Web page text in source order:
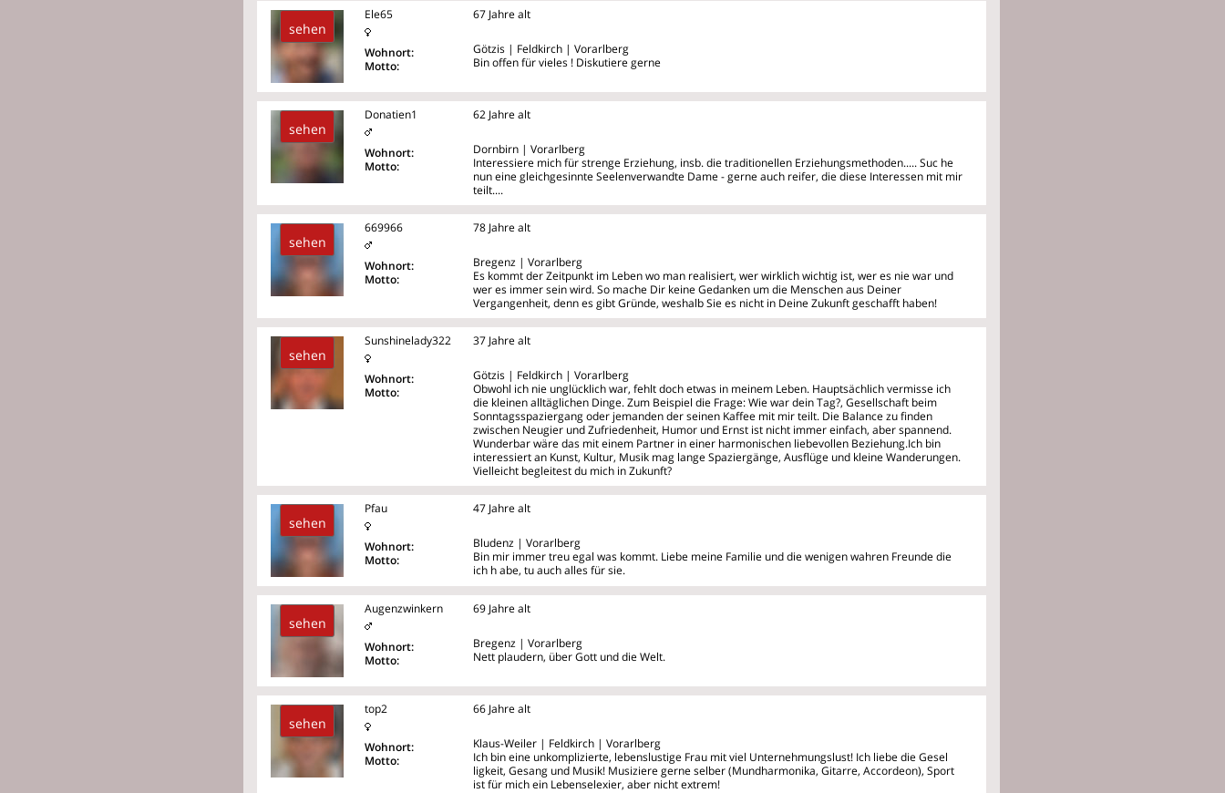
sehen
Ele65
Wohnort:
Motto:
67 Jahre alt
Götzis | Feldkirch | Vorarlberg
Bin offen für vieles ! Diskutiere gerne
sehen
Donatien1
Wohnort:
Motto:
62 Jahre alt
Dornbirn | Vorarlberg
Interessiere mich für strenge Erziehung, insb. die traditionellen Erziehungsmethoden..... Suc he
nun eine gleichgesinnte Seelenverwandte Dame - gerne auch reifer, die diese Interessen mit mir
teilt....
sehen
669966
Wohnort:
Motto:
78 Jahre alt
Bregenz | Vorarlberg
Es kommt der Zeitpunkt im Leben wo man realisiert, wer wirklich wichtig ist, wer es nie war und
wer es immer sein wird. So mache Dir keine Gedanken um die Menschen aus Deiner
Vergangenheit, denn es gibt Gründe, weshalb Sie es nicht in Deine Zukunft geschafft haben!
sehen
Sunshinelady322
Wohnort:
Motto:
37 Jahre alt
Götzis | Feldkirch | Vorarlberg
Obwohl ich nie unglücklich war, fehlt doch etwas in meinem Leben. Hauptsächlich vermisse ich
die kleinen alltäglichen Dinge. Zum Beispiel die Frage: Wie war dein Tag?, Gesellschaft beim
Sonntagsspaziergang oder jemanden der seinen Kaffee mit mir teilt. Die Balance zu finden
zwischen Neugier und Zufriedenheit, Humor und Ernst ist nicht immer einfach, aber spannend.
Wunderbar wäre das mit einem Partner in einer harmonischen liebevollen Beziehung.Ich bin
interessiert an Kunst, Kultur, Musik mag lange Spaziergänge, Ausflüge und kleine Wanderungen.
Vielleicht begleitest du mich in Zukunft?
sehen
Pfau
Wohnort:
Motto:
47 Jahre alt
Bludenz | Vorarlberg
Bin mir immer treu egal was kommt. Liebe meine Familie und die wenigen wahren Freunde die
ich h abe, tu auch alles für sie.
sehen
Augenzwinkern
Wohnort:
Motto:
69 Jahre alt
Bregenz | Vorarlberg
Nett plaudern, über Gott und die Welt.
sehen
top2
Wohnort:
Motto:
66 Jahre alt
Klaus-Weiler | Feldkirch | Vorarlberg
Ich bin eine unkomplizierte, lebenslustige Frau mit viel Unternehmungslust! Ich liebe die Gesel
ligkeit, Gesang und Musik! Musiziere gerne selber (Mundharmonika, Gitarre, Accordeon), Sport
ist für mich ein Lebenselexier, aber nicht extrem!